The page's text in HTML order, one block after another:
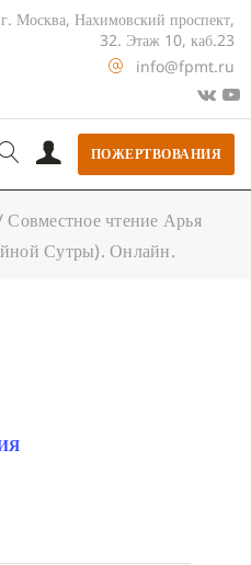
г. Москва, Нахимовский проспект,
32. Этаж 10, каб.23
info@fpmt.ru
ПОЖЕРТВОВАНИЯ
Совместное чтение Арья
Сутры). Онлайн.